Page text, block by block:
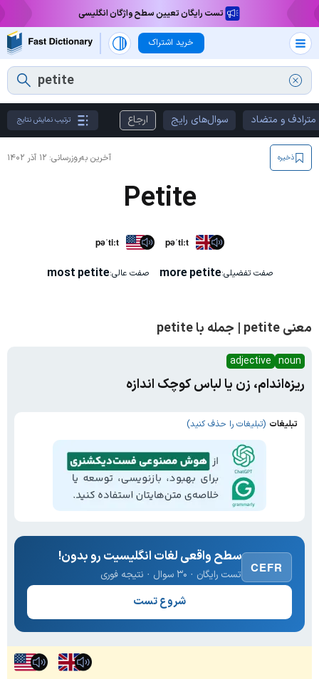
تست رایگان تعیین سطح واژگان انگلیسی
خرید اشتراک
مترادف و متضاد سوال‌های رایج ارجاع ترتیب نمایش نتایج
آخرین به‌روزرسانی: ۱۲ آذر ۱۴۰۲ ذخیره
Petite
pəˈtiːt pəˈtiːt
صفت تفضیلی:more petite صفت عالی:most petite
معنی petite | جمله با petite
noun
adjective
ریزه‌اندام، زن یا لباس کوچک اندازه
تبلیغات (تبلیغات را حذف کنید)
CEFR
سطح واقعی لغات انگلیسیت رو بدون!
تست رایگان · ۳۰ سوال · نتیجه فوری
شروع تست